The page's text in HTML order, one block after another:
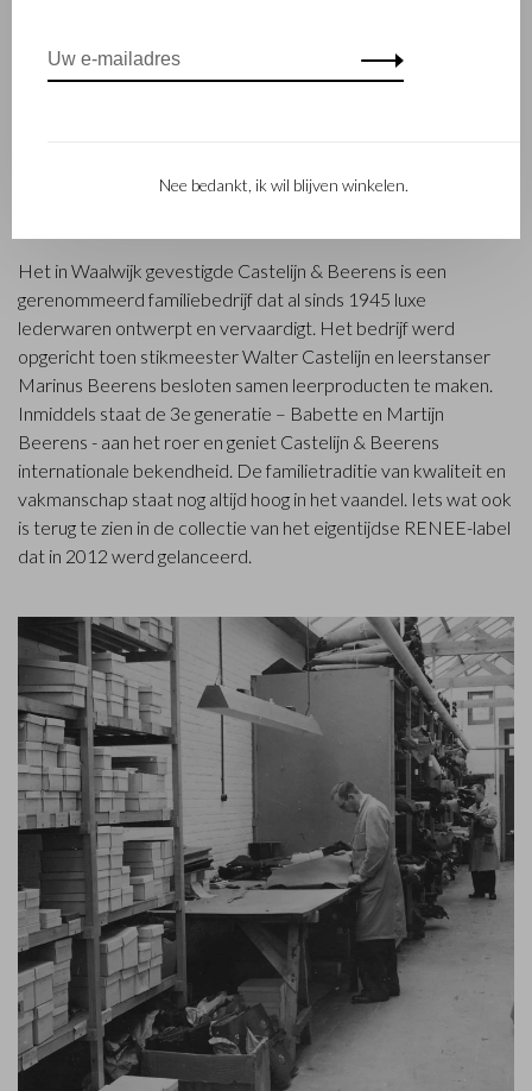
Het in Waalwijk gevestigde Castelijn & Beerens is een
gerenommeerd familiebedrijf dat al sinds 1945 luxe
lederwaren ontwerpt en vervaardigt. Het bedrijf werd
opgericht toen stikmeester Walter Castelijn en leerstanser
Marinus Beerens besloten samen leerproducten te maken.
Inmiddels staat de 3e generatie – Babette en Martijn
Beerens - aan het roer en geniet Castelijn & Beerens
internationale bekendheid. De familietraditie van kwaliteit en
vakmanschap staat nog altijd hoog in het vaandel. Iets wat ook
is terug te zien in de collectie van het eigentijdse RENEE-label
dat in 2012 werd gelanceerd.
Nee bedankt, ik wil blijven winkelen.